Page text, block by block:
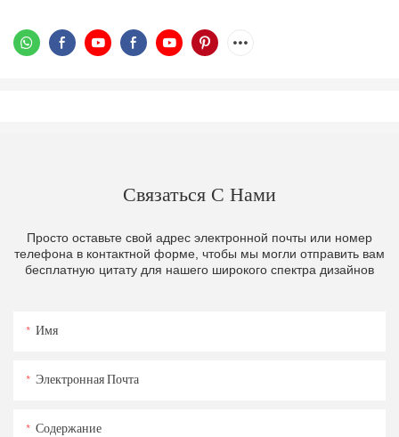
Связаться С Нами
Просто оставьте свой адрес электронной почты или номер
телефона в контактной форме, чтобы мы могли отправить вам
бесплатную цитату для нашего широкого спектра дизайнов
Имя
Электронная Почта
Содержание